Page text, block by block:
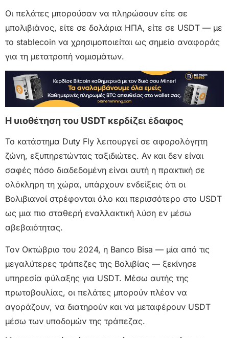
Οι πελάτες μπορούσαν να πληρώσουν είτε σε
μπολιβιάνος, είτε σε δολάρια ΗΠΑ, είτε σε USDT — με
το stablecoin να χρησιμοποιείται ως σημείο αναφοράς
για τη μετατροπή νομισμάτων.
Η υιοθέτηση του USDT κερδίζει έδαφος
Το κατάστημα Duty Fly λειτουργεί σε αφορολόγητη
ζώνη, εξυπηρετώντας ταξιδιώτες. Αν και δεν είναι
σαφές πόσο διαδεδομένη είναι αυτή η πρακτική σε
ολόκληρη τη χώρα, υπάρχουν ενδείξεις ότι οι
Βολιβιανοί στρέφονται όλο και περισσότερο στο USDT
ως μια πιο σταθερή εναλλακτική λύση εν μέσω
αβεβαιότητας.
Τον Οκτώβριο του 2024, η Banco Bisa — μία από τις
μεγαλύτερες τράπεζες της Βολιβίας — ξεκίνησε
υπηρεσία φύλαξης για USDT. Μέσω αυτής της
πρωτοβουλίας, οι πελάτες μπορούν πλέον να
αγοράζουν, να διατηρούν και να μεταφέρουν USDT
μέσω των υποδομών της τράπεζας.